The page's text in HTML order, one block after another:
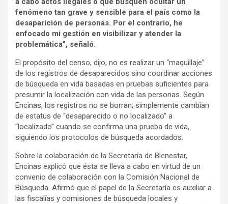
fenómeno tan grave y sensible para el país como la
desaparición de personas. Por el contrario, he
enfocado mi gestión en visibilizar y atender la
problemática”, señaló.
El propósito del censo, dijo, no es realizar un “maquillaje”
de los registros de desaparecidos sino coordinar acciones
de búsqueda en vida basadas en pruebas suficientes para
presumir la localización con vida de las personas. Según
Encinas, los registros no se borran; simplemente cambian
de estatus de “desaparecido o no localizado” a
“localizado” cuando se confirma una prueba de vida,
siguiendo los protocolos de búsqueda acordados.
Sobre la colaboración de la Secretaría de Bienestar,
Encinas explicó que ésta se lleva a cabo en virtud de un
convenio de colaboración con la Comisión Nacional de
Búsqueda. Afirmó que el papel de la Secretaría es auxiliar a
las fiscalías y comisiones de búsqueda locales y